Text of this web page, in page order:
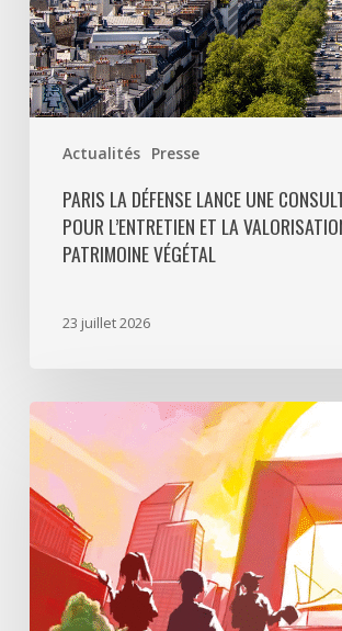
Actualités Presse
de
son
patrimoine
végétal
PARIS LA DÉFENSE LANCE UNE
POUR L’ENTRETIEN ET LA
PATRIMOINE VÉGÉTAL
23 juillet 2026
Paris
La
Défense
lance
«
Disparition